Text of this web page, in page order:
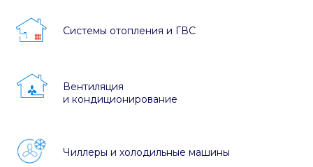
Системы отопления и ГВС
Вентиляция
и кондиционирование
Чиллеры и холодильные машины